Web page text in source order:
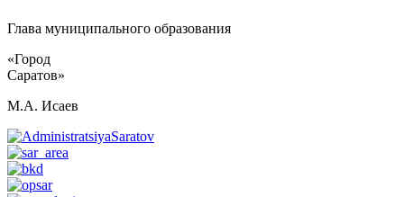
Глава муниципального образования
«Город
Саратов»
М.А. Исаев